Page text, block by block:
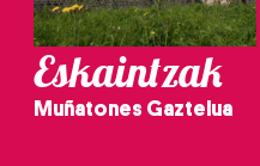
Eskaintzak
Muñatones Gaztelua